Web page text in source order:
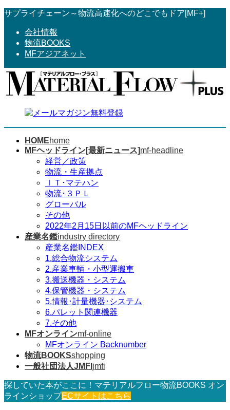
コ
へ
ス
ナ
ョ
ン
サプライチェーン～物流高速化へのどこでもドア[MF+]
会社情報
物流BOOKS
MFアジアネット
HOMEhome
MFヘッドライン[最新ニュース]mf-headline
経営／政策
物流・生産拠点
ＩＴ･マテハン
物流･３ＰＬ
グローバル
その他
2022年2月15日以前のMFヘッドライン
産業名鑑industry directory
産業名鑑INDEX
1.総合物流システム
2.産業車輌・小型運搬車
3.搬送機器・システム
4.保管機器・システム
5.情報･計量機器･システム
6.パレット関連機器
7.その他
MFオンラインmf-online
MFオンライン Backnumber
物流BOOKSshopping
一般社団法人JMFI jmfi
探していた本がここに！マテリアルフロー物流BOOKS オン
ラインショップECサイトはこちら